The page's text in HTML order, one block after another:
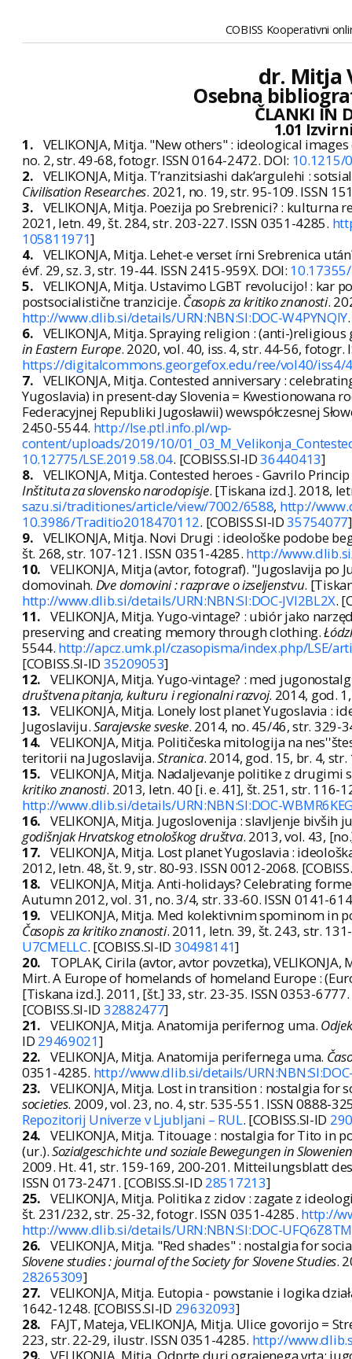
COBISS Kooperativni
dr. Mitja
Osebna
ČLANKI IN
1.01
1. VELIKONJA, Mitja. "New others" : ideological
no. 2, str. 49-68, fotogr. ISSN 0164-2472. DOI: 10.1215/
2. VELIKONJA, Mitja. T’ranzitsiashi dak’argulehi :
Civilisation Researches. 2021, no. 19, str. 95-109. ISSN
3. VELIKONJA, Mitja. Poezija po Srebrenici? :
2021, letn. 49, št. 284, str. 203-227. ISSN 0351-4285.
105811971]
4. VELIKONJA, Mitja. Lehet-e verset írni Srebrenica
évf. 29, sz. 3, str. 19-44. ISSN 2415-959X. DOI:
5. VELIKONJA, Mitja. Ustavimo LGBT revolucijo! :
postsocialistične tranzicije. Časopis za kritiko znanosti.
http://www.dlib.si/details/URN:NBN:SI:DOC-W4PYNQIY
6. VELIKONJA, Mitja. Spraying religion : (anti-
in Eastern Europe. 2020, vol. 40, iss. 4, str. 44-56, fotogr.
https://digitalcommons.georgefox.edu/ree/vol40/iss4/
7. VELIKONJA, Mitja. Contested anniversary :
Yugoslavia) in present-day Slovenia = Kwestionowana
Federacyjnej Republiki Jugosławii) wewspółczesnej
2450-5544. http://lse.ptl.info.pl/wp-
content/uploads/2019/10/
10.12775/LSE.2019.58.04. [COBISS.SI-ID36440413]
8. VELIKONJA, Mitja. Contested heroes - Gavrilo
Inštituta za slovensko narodopisje. [Tiskana izd.]. 2018,
sazu.si/traditiones/article/view/7002/6588, http://
10.3986/Traditio2018470112. [COBISS.SI-ID35754077]
9. VELIKONJA, Mitja. Novi Drugi : ideološke podobe
št. 268, str. 107-121. ISSN 0351-4285. http://
10. VELIKONJA, Mitja (avtor, fotograf). "Jugoslavija
domovinah. Dve domovini : razprave o izseljenstvu.
http://www.dlib.si/details/URN:NBN:SI:DOC-JVI2BL2X.
11. VELIKONJA, Mitja. Yugo-vintage? : ubiór jako
preserving and creating memory through clothing.
5544. http://apcz.umk.pl/czasopisma/index.php/LSE/
[COBISS.SI-ID 35209053]
12. VELIKONJA, Mitja. Yugo-vintage? : med
društvena pitanja, kulturu i regionalni razvoj. 2014, god.
13. VELIKONJA, Mitja. Lonely lost planet Yugoslavia :
Jugoslaviju.Sarajevske sveske. 2014, no. 45/46, str. 329-
14. VELIKONJA, Mitja. Političeska mitologija na
teritorii na Jugoslavija.Stranica. 2014, god. 15, br. 4,
15. VELIKONJA, Mitja. Nadaljevanje politike z
kritiko znanosti. 2013, letn. 40 [i. e. 41], št. 251, str. 116-
http://www.dlib.si/details/URN:NBN:SI:DOC-
16. VELIKONJA, Mitja. Jugoslovenija : slavljenje
godišnjak Hrvatskog etnološkog društva. 2013, vol. 43,
17. VELIKONJA, Mitja. Lost planet Yugoslavia :
2012, letn. 48, št. 9, str. 80-93. ISSN 0012-2068.
18. VELIKONJA, Mitja. Anti-holidays? Celebrating
Autumn 2012, vol. 31, no. 3/4, str. 33-60. ISSN 0141-
19. VELIKONJA, Mitja. Med kolektivnim spominom
Časopis za kritiko znanosti. 2011, letn. 39, št. 243, str.
U7CMELLC. [COBISS.SI-ID 30498141]
20.
TOPLAK, Cirila (avtor, avtor povzetka), VELIKONJA,
Mirt. A Europe of homelands of homeland Europe :
[Tiskana izd.]. 2011, [št.] 33, str. 23-35. ISSN 0353-6777.
[COBISS.SI-ID 32882477]
21. VELIKONJA, Mitja. Anatomija perifernog uma. Odjek
ID 29469021]
22. VELIKONJA, Mitja. Anatomija perifernega uma.
0351-4285. http://www.dlib.si/details/
23. VELIKONJA, Mitja. Lost in transition : nostalgia
societies. 2009, vol. 23, no. 4, str. 535-551. ISSN 0888-
Repozitorij Univerze v Ljubljani – RUL. [COBISS.SI-ID
24. VELIKONJA, Mitja. Titouage : nostalgia for Tito in
(ur.).Sozialgeschichte und soziale Bewegungen in
2009. Ht. 41, str. 159-169, 200-201. Mitteilungsblatt
ISSN 0173-2471. [COBISS.SI-ID 28517213]
25. VELIKONJA, Mitja. Politika z zidov : zagate z
št. 231/232, str. 25-32, fotogr. ISSN 0351-4285. http://
http://www.dlib.si/details/URN:NBN:SI:DOC-UFQ6Z8TM
26. VELIKONJA, Mitja. "Red shades" : nostalgia for
Slovene studies : journal of the Society for Slovene Studies.
28265309]
27. VELIKONJA, Mitja. Eutopia - powstanie i logika
1642-1248. [COBISS.SI-ID 29632093]
28.
FAJT, Mateja, VELIKONJA, Mitja. Ulice govorijo =
223, str. 22-29, ilustr. ISSN 0351-4285. http://
29. VELIKONJA, Mitja. Odprte duri ograjenega vrta: